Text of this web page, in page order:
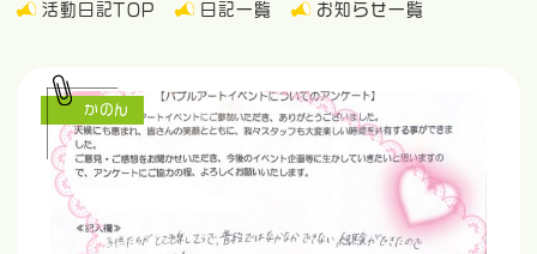
活動日記TOP 日記一覧 お知らせ一覧
かのん